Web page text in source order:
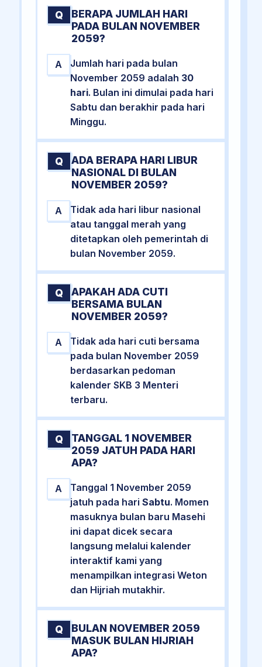
Q
BERAPA JUMLAH HARI
PADA BULAN NOVEMBER
2059?
A
Jumlah hari pada bulan
November 2059 adalah 30
hari. Bulan ini dimulai pada hari
Sabtu dan berakhir pada hari
Minggu.
Q
ADA BERAPA HARI LIBUR
NASIONAL DI BULAN
NOVEMBER 2059?
A
Tidak ada hari libur nasional
atau tanggal merah yang
ditetapkan oleh pemerintah di
bulan November 2059.
Q
APAKAH ADA CUTI
BERSAMA BULAN
NOVEMBER 2059?
A
Tidak ada hari cuti bersama
pada bulan November 2059
berdasarkan pedoman
kalender SKB 3 Menteri
terbaru.
Q
TANGGAL 1 NOVEMBER
2059 JATUH PADA HARI
APA?
A
Tanggal 1 November 2059
jatuh pada hari Sabtu. Momen
masuknya bulan baru Masehi
ini dapat dicek secara
langsung melalui kalender
interaktif kami yang
menampilkan integrasi Weton
dan Hijriah mutakhir.
Q
BULAN NOVEMBER 2059
MASUK BULAN HIJRIAH
APA?